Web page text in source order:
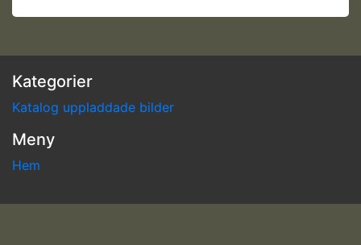
Kategorier
Katalog uppladdade bilder
Meny
Hem